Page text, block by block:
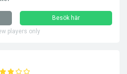
Besök här
players only